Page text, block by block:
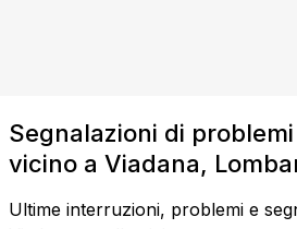
Segnalazioni di
vicino a Viadana,
Ultime interruzioni, problemi e